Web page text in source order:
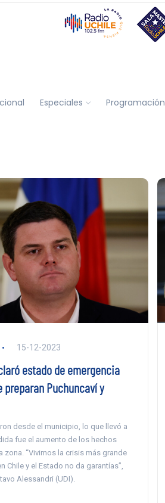
Especiales Programación
15-12-2023
estado de emergencia
preparan Puchuncaví y
desde el municipio, lo que llevó a
fue el aumento de los hechos
zona. “Vivimos la crisis más grande
Chile y el Estado no da garantías”,
Alessandri (UDI).